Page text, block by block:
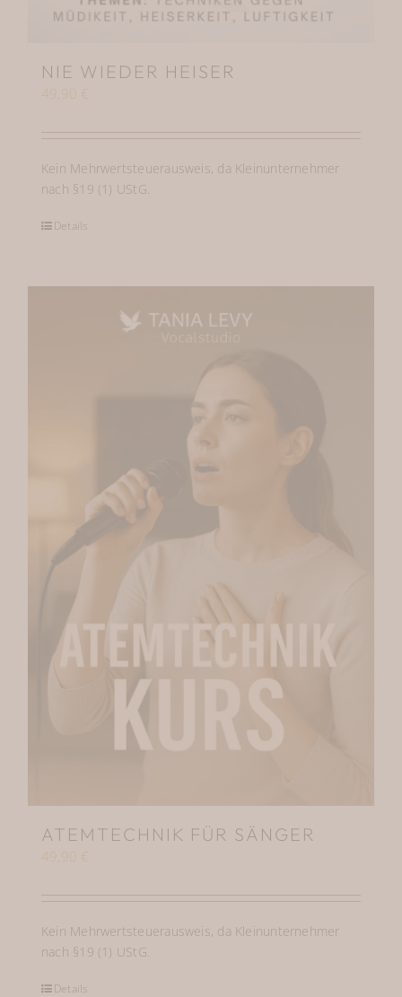
NIE WIEDER HEISER
49,90 €
Kein Mehrwertsteuerausweis, da Kleinunternehmer
nach §19 (1) UStG.
Details
ATEMTECHNIK FÜR SÄNGER
49,90 €
Kein Mehrwertsteuerausweis, da Kleinunternehmer
nach §19 (1) UStG.
Details